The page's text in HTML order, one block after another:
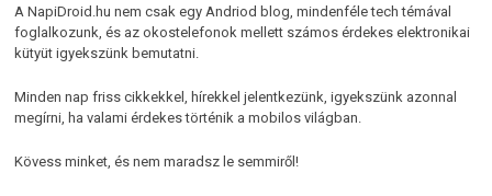
A NapiDroid.hu nem csak egy Andriod blog, mindenféle tech témával
foglalkozunk, és az okostelefonok mellett számos érdekes elektronikai
kütyüt igyekszünk bemutatni.
Minden nap friss cikkekkel, hírekkel jelentkezünk, igyekszünk azonnal
megírni, ha valami érdekes történik a mobilos világban.
Kövess minket, és nem maradsz le semmiről!